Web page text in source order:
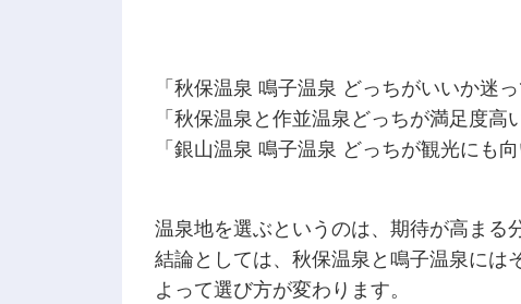
「秋保温泉 鳴子温泉 どっちがいいか迷っ
「秋保温泉と作並温泉どっちが満足度高
「銀山温泉 鳴子温泉 どっちが観光にも向
温泉地を選ぶというのは、期待が高まる
結論としては、秋保温泉と鳴子温泉には
よって選び方が変わります。